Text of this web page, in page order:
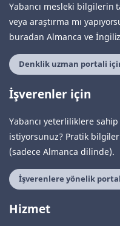
Yabancı mesleki bilgilerin
veya araştırma mı
buradan Almanca ve
Denklik uzman portali
İşverenler için
Yabancı yeterliliklere
istiyorsunuz? Pratik
(sadece Almanca dilinde).
İşverenlere yönelik
Hizmet